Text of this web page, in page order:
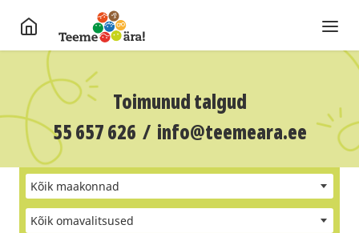
Toimunud talgud
55 657 626 / info@teemeara.ee
Kõik maakonnad
Kõik omavalitsused